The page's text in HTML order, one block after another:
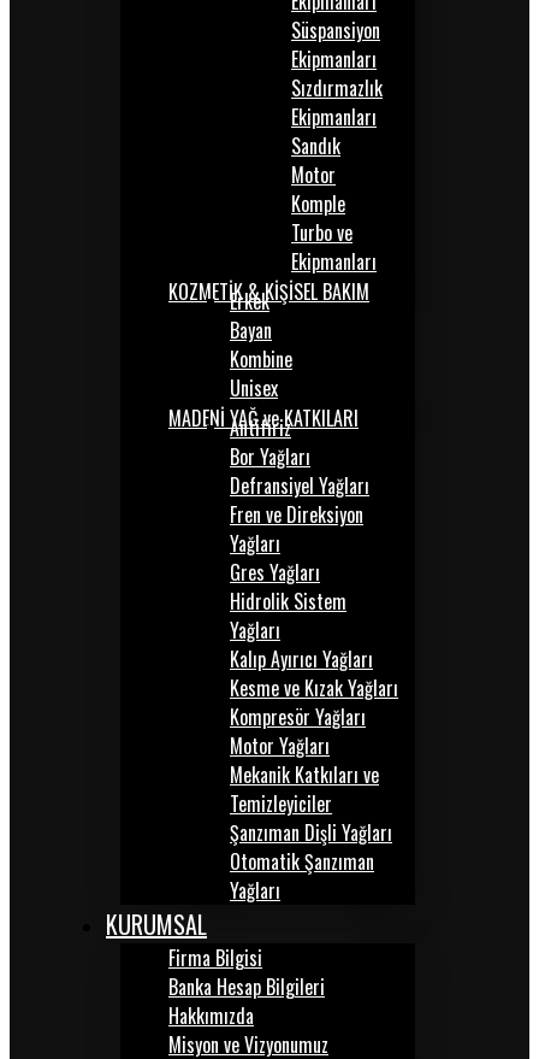
Süspansiyon
Ekipmanları
Sızdırmazlık
Ekipmanları
Sandık
Motor
Komple
Turbo ve
Ekipmanları
KOZMETİK & KİŞİSEL BAKIM
Erkek
Bayan
Kombine
Unisex
MADENİ YAĞ ve KATKILARI
Antifiriz
Bor Yağları
Defransiyel Yağları
Fren ve Direksiyon
Yağları
Gres Yağları
Hidrolik Sistem
Yağları
Kalıp Ayırıcı Yağları
Kesme ve Kızak Yağları
Kompresör Yağları
Motor Yağları
Mekanik Katkıları ve
Temizleyiciler
Şanzıman Dişli Yağları
Otomatik Şanzıman
Yağları
KURUMSAL
Firma Bilgisi
Banka Hesap Bilgileri
Hakkımızda
Misyon ve Vizyonumuz